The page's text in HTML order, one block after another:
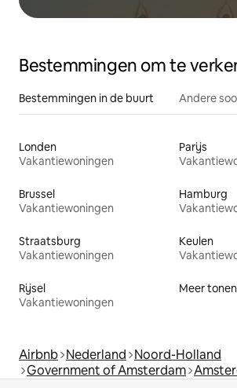
Bestemmingen om te
Bestemmingen in de buurt Andere
Londen
Vakantiewoningen
Parijs
Brussel
Vakantiewoningen
Hamburg
Straatsburg
Vakantiewoningen
Keulen
Rijsel
Vakantiewoningen
Meer tonen
Airbnb Nederland Noord-Holland
Government of Amsterdam